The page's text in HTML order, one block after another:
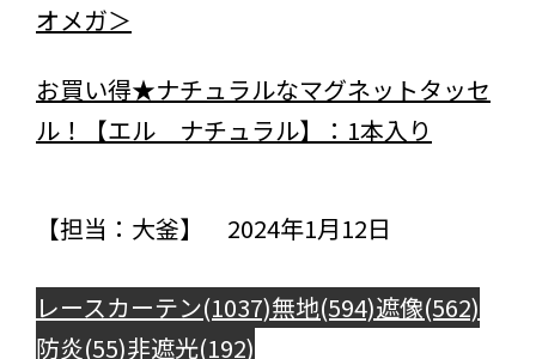
オメガ＞
お買い得★ナチュラルなマグネットタッセ
ル！【エル ナチュラル】：1本入り
【担当：大釜】 2024年1月12日
レースカーテン(1037)無地(594)遮像(562)
防炎(55)非遮光(192)